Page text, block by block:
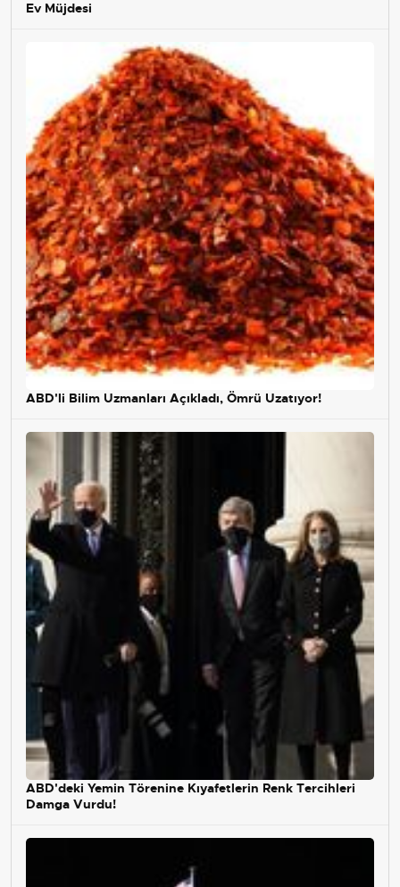
Ev Müjdesi
ABD'li Bilim Uzmanları Açıkladı, Ömrü Uzatıyor!
ABD'deki Yemin Törenine Kıyafetlerin Renk Tercihleri
Damga Vurdu!